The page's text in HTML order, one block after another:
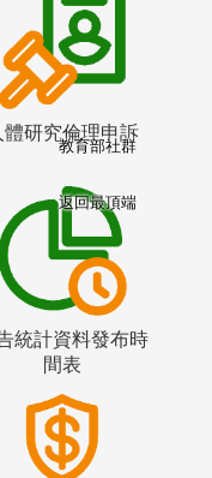
體研究倫理申訴
統計資料發布時
間表
教育部社群
返回最頂端